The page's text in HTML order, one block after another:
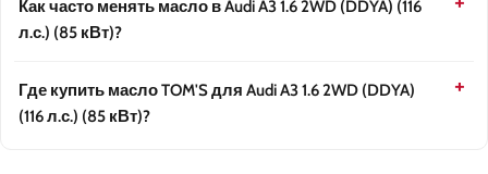
Как часто менять масло в Audi A3 1.6 2WD (DDYA) (116
л.с.) (85 кВт)?
Где купить масло TOM'S для Audi A3 1.6 2WD (DDYA)
(116 л.с.) (85 кВт)?